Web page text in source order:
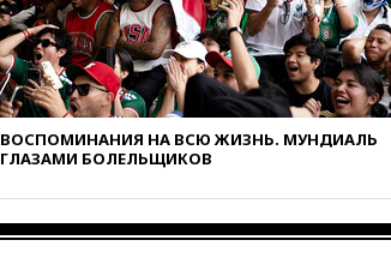
Московской области
вчера, 12:48На фоне угрозы
БПЛА приостановил работу
аэропорт Калуги
вчера, 12:37 ВС РФ заняли
еще два села в ДНР
вчера, 12:12Хуситы атаковали
ВОСПОМИНАНИЯ НА ВСЮ ЖИЗНЬ. МУНДИАЛЬ
ГЛАЗАМИ БОЛЕЛЬЩИКОВ